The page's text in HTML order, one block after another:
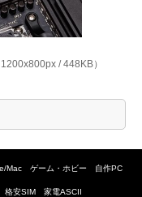
1200x800px / 448KB）
Mac ゲーム・ホビー 自作PC
格安SIM 家電ASCII